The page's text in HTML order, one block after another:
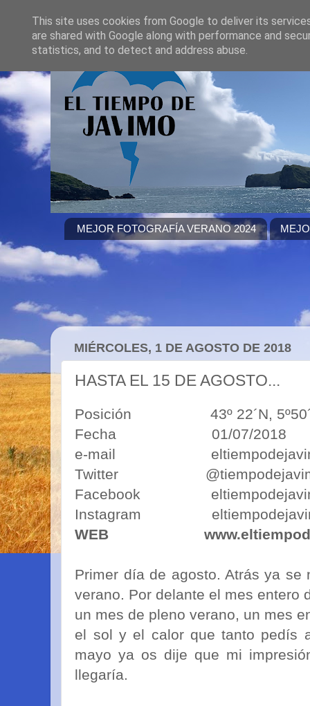
MEJOR FOTOGRAFÍA VERANO 2024
MIÉRCOLES, 1 DE AGOSTO DE 2018
HASTA EL 15 DE AGOSTO...
Posición 43º 22´N, 5º50´O
Fecha 01/07/2018
e-mail
Twitter
Facebook
Instagram
WEB
Primer día de agosto. Atrás ya
verano. Por delante el mes entero
un mes de pleno verano, un mes
el sol y el calor que tanto pedís
mayo ya os dije que mi
llegaría.
This site uses cookies from Google to deliver its
are shared with Google along with performance and
statistics, and to detect and address abuse.